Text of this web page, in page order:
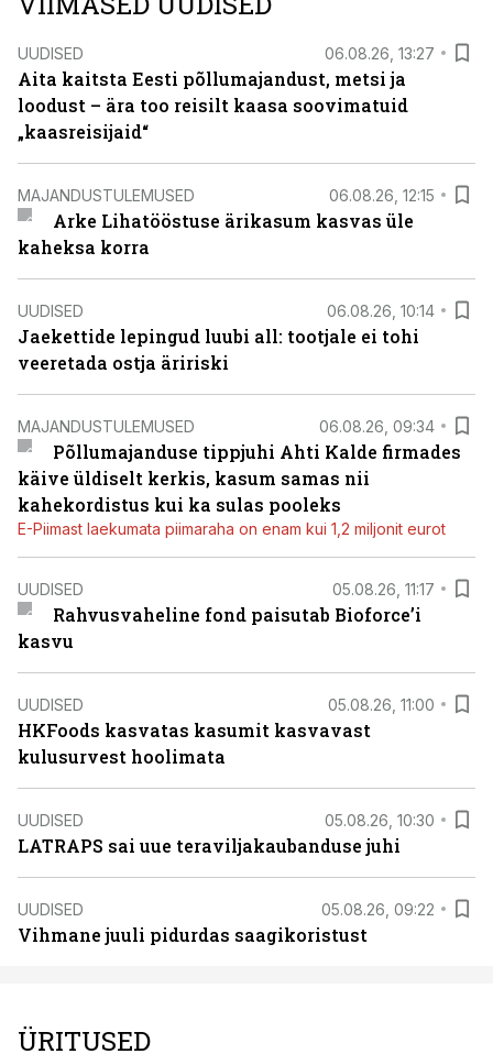
UUDISED 06.08.26, 13:27
Aita kaitsta Eesti põllumajandust, metsi ja
loodust – ära too reisilt kaasa soovimatuid
„kaasreisijaid“
MAJANDUSTULEMUSED 06.08.26, 12:15
Arke Lihatööstuse ärikasum kasvas üle
kaheksa korra
UUDISED 06.08.26, 10:14
Jaekettide lepingud luubi all: tootjale ei tohi
veeretada ostja äririski
MAJANDUSTULEMUSED 06.08.26, 09:34
Põllumajanduse tippjuhi Ahti Kalde firmades
käive üldiselt kerkis, kasum samas nii
kahekordistus kui ka sulas pooleks
E-Piimast laekumata piimaraha on enam kui 1,2 miljonit eurot
UUDISED 05.08.26, 11:17
Rahvusvaheline fond paisutab Bioforce’i
kasvu
UUDISED 05.08.26, 11:00
HKFoods kasvatas kasumit kasvavast
kulusurvest hoolimata
UUDISED 05.08.26, 10:30
LATRAPS sai uue teraviljakaubanduse juhi
UUDISED 05.08.26, 09:22
Vihmane juuli pidurdas saagikoristust
ÜRITUSED